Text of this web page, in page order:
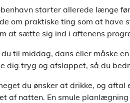
starter allerede længe
om praktiske ting som at
at sætte sig ind i aftenens
til middag, dans eller måske
dig tryg og afslappet, så du
du ønsker at drikke, og
af natten. En smule